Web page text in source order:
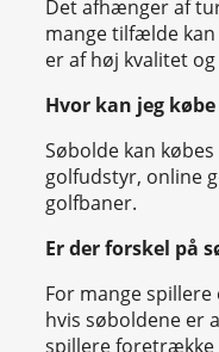
Det afhænger af
mange tilfælde
er af høj kvalitet
Hvor kan jeg
Søbolde kan
golfudstyr, online
golfbaner.
Er der forskel på
For mange
hvis søboldene er
spillere foretrække